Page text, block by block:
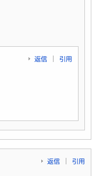
返信 引用
返信 引用